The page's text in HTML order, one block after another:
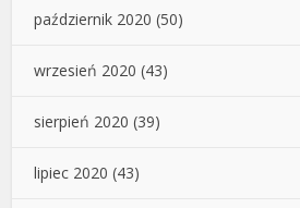
październik 2020 (50)
wrzesień 2020 (43)
sierpień 2020 (39)
lipiec 2020 (43)